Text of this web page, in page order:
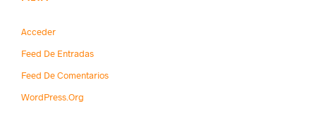
Acceder
Feed De Entradas
Feed De Comentarios
WordPress.org